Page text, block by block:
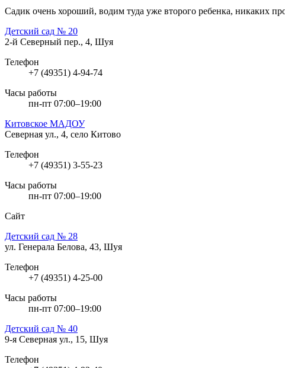
Садик очень хороший, водим туда уже второго ребенка, никаких
Детский сад № 20
2-й Северный пер., 4, Шуя
Телефон
+7 (49351) 4-94-74
Часы работы
пн-пт 07:00–19:00
Китовское МАДОУ
Северная ул., 4, село Китово
Телефон
+7 (49351) 3-55-23
Часы работы
пн-пт 07:00–19:00
Сайт
Детский сад № 28
ул. Генерала Белова, 43, Шуя
Телефон
+7 (49351) 4-25-00
Часы работы
пн-пт 07:00–19:00
Детский сад № 40
9-я Северная ул., 15, Шуя
Телефон